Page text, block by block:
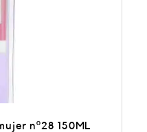
nº28 150ML